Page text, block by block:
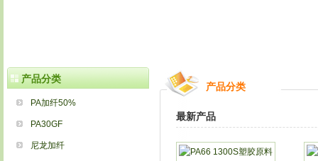
产品分类
PA加纤50%
PA30GF
尼龙加纤
产品分类
最新产品